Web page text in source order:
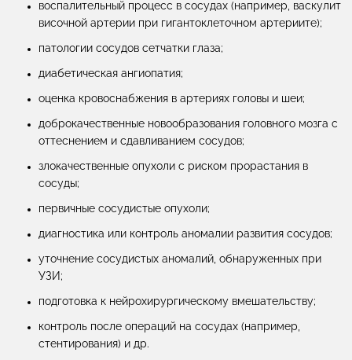
воспалительный процесс в сосудах (например, васкулит
височной артерии при гигантоклеточном артериите);
патологии сосудов сетчатки глаза;
диабетическая ангиопатия;
оценка кровоснабжения в артериях головы и шеи;
доброкачественные новообразования головного мозга с
оттеснением и сдавливанием сосудов;
злокачественные опухоли с риском прорастания в
сосуды;
первичные сосудистые опухоли;
диагностика или контроль аномалии развития сосудов;
уточнение сосудистых аномалий, обнаруженных при
УЗИ;
подготовка к нейрохирургическому вмешательству;
контроль после операций на сосудах (например,
стентирования) и др.